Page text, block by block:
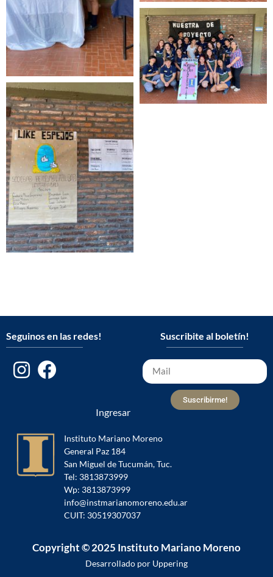
Instituto Mariano Moreno
General Paz 184
San Miguel de Tucumán, Tuc.
Tel: 3813873999
Wp: 3813873999
info@instmarianomoreno.edu.ar
CUIT: 30519307037
Suscribite al boletín!
Suscribirme!
Seguinos en las redes!
Ingresar
Copyright © 2025 Instituto Mariano Moreno
Desarrollado por Uppering